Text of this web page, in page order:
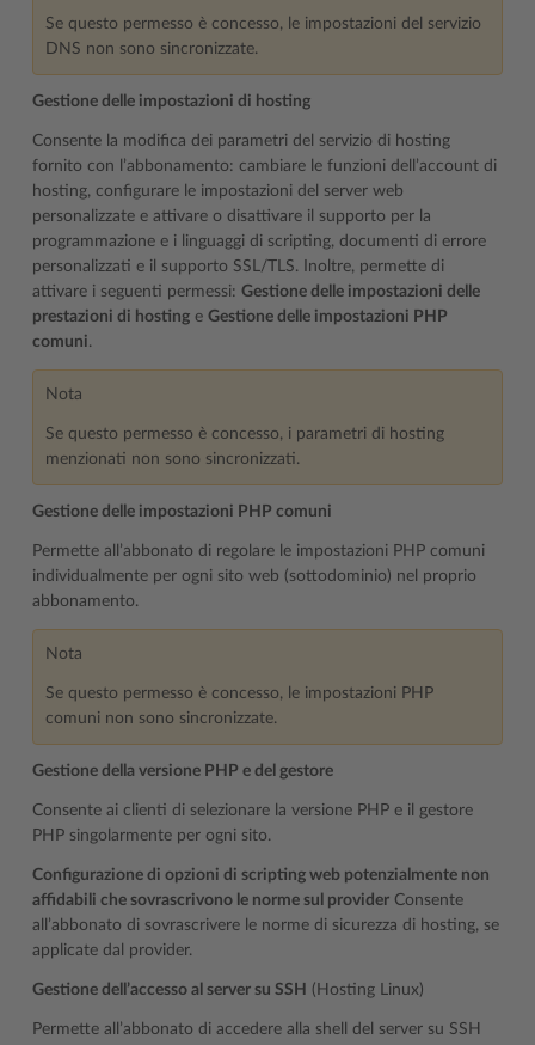
Se questo permesso è concesso, le impostazioni del servizio
DNS non sono sincronizzate.
Gestione delle impostazioni di hosting
Consente la modifica dei parametri del servizio di hosting
fornito con l’abbonamento: cambiare le funzioni dell’account di
hosting, configurare le impostazioni del server web
personalizzate e attivare o disattivare il supporto per la
programmazione e i linguaggi di scripting, documenti di errore
personalizzati e il supporto SSL/TLS. Inoltre, permette di
attivare i seguenti permessi: Gestione delle impostazioni delle
prestazioni di hosting e Gestione delle impostazioni PHP
comuni.
Nota
Se questo permesso è concesso, i parametri di hosting
menzionati non sono sincronizzati.
Gestione delle impostazioni PHP comuni
Permette all’abbonato di regolare le impostazioni PHP comuni
individualmente per ogni sito web (sottodominio) nel proprio
abbonamento.
Nota
Se questo permesso è concesso, le impostazioni PHP
comuni non sono sincronizzate.
Gestione della versione PHP e del gestore
Consente ai clienti di selezionare la versione PHP e il gestore
PHP singolarmente per ogni sito.
Configurazione di opzioni di scripting web potenzialmente non
affidabili che sovrascrivono le norme sul provider Consente
all’abbonato di sovrascrivere le norme di sicurezza di hosting, se
applicate dal provider.
Gestione dell’accesso al server su SSH (Hosting Linux)
Permette all’abbonato di accedere alla shell del server su SSH